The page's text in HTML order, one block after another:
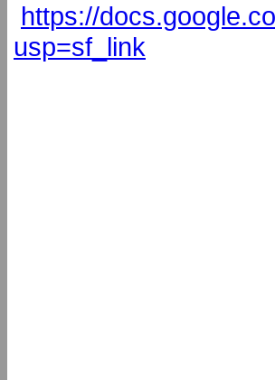
https://
usp=sf_link